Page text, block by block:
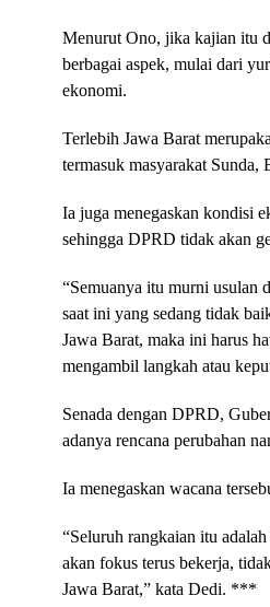
Menurut Ono, jika kajian itu
berbagai aspek, mulai dari
ekonomi.
Terlebih Jawa Barat
termasuk masyarakat Sunda,
Ia juga menegaskan kondisi
sehingga DPRD tidak akan
“Semuanya itu murni usulan
saat ini yang sedang tidak
Jawa Barat, maka ini harus
mengambil langkah atau
Senada dengan DPRD,
adanya rencana perubahan
Ia menegaskan wacana
“Seluruh rangkaian itu
akan fokus terus bekerja,
Jawa Barat,” kata Dedi. ***